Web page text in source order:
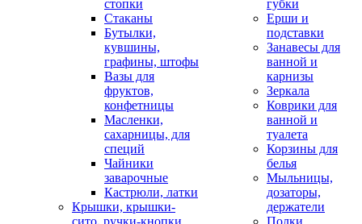
стопки
Стаканы
Бутылки,
кувшины,
графины, штофы
Вазы для
фруктов,
конфетницы
Масленки,
сахарницы, для
специй
Чайники
заварочные
Кастрюли, латки
Крышки, крышки-
сито, ручки-кнопки
губки
Ерши и
подставки
Занавесы для
ванной и
карнизы
Зеркала
Коврики для
ванной и
туалета
Корзины для
белья
Мыльницы,
дозаторы,
держатели
Полки